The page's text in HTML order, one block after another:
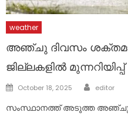
weather
അഞ്ചു ദിവസം
ജില്ലകളിൽ മുന്നറിയിപ്പ്
Posted
October 18, 2025 Author
editor
സംസ്ഥാനത്ത് അടുത്ത അഞ്ചു